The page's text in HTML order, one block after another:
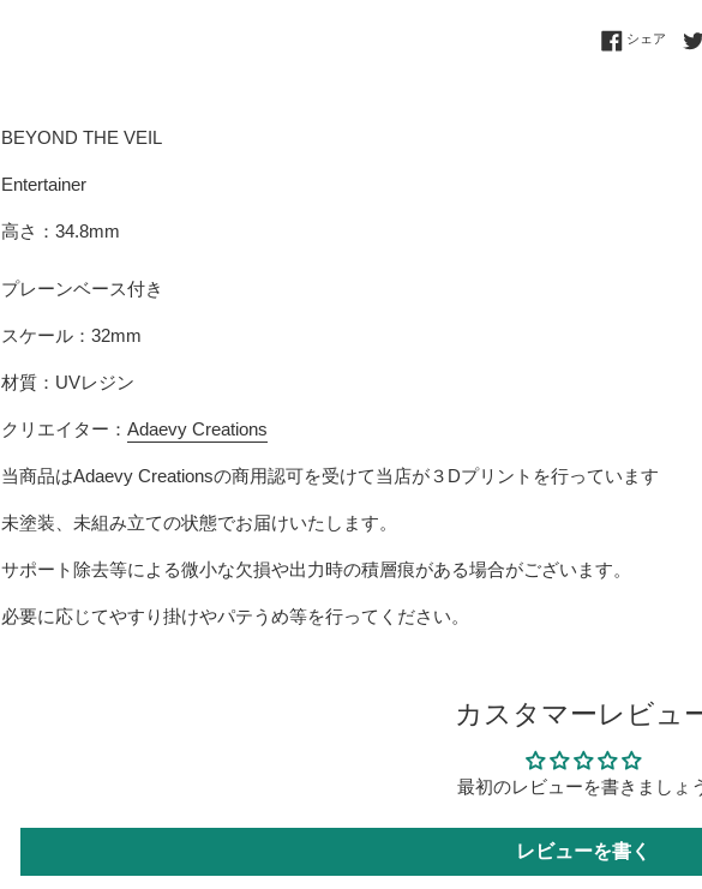
シェア
BEYOND THE VEIL
Entertainer
高さ：34.8mm
プレーンベース付き
スケール：32mm
材質：UVレジン
クリエイター： Adaevy Creations
当商品はAdaevy Creationsの商用認可を受けて当店が３Dプリントを行っています
未塗装、未組み立ての状態でお届けいたします。
サポート除去等による微小な欠損や出力時の積層痕がある場合がございます。
必要に応じてやすり掛けやパテうめ等を行ってください。
カスタマーレビュ
最初のレビューを書きましょ
レビューを書く